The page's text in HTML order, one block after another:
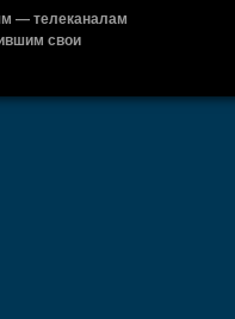
— телеканалам
свои